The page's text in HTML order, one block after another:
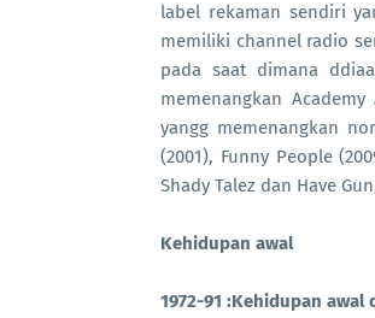
label rekaman sendiri
memiliki channel radio
pada saat dimana
memenangkan
yangg memenangkan
(2001), Funny People
Shady Talez dan Have
Kehidupan awal
1972-91 :Kehidupan awal